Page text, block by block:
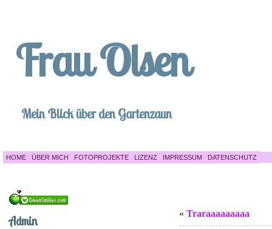
Frau Olsen
Mein Blick über den Gartenzaun
HOME ÜBER MICH FOTOPROJEKTE LIZENZ IMPRESSUM DATENSCHUTZ
Admin
« Traraaaaaaaaa